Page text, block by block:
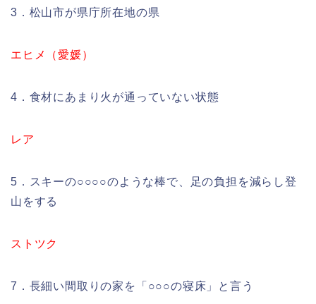
3．松山市が県庁所在地の県
エヒメ（愛媛）
4．食材にあまり火が通っていない状態
レア
5．スキーの○○○○のような棒で、足の負担を減らし登
山をする
ストツク
7．長細い間取りの家を「○○○の寝床」と言う